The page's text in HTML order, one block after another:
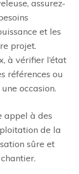
assurez-
et les
projet.
à vérifier l’état
références ou
occasion.
appel à des
de la
sûre et